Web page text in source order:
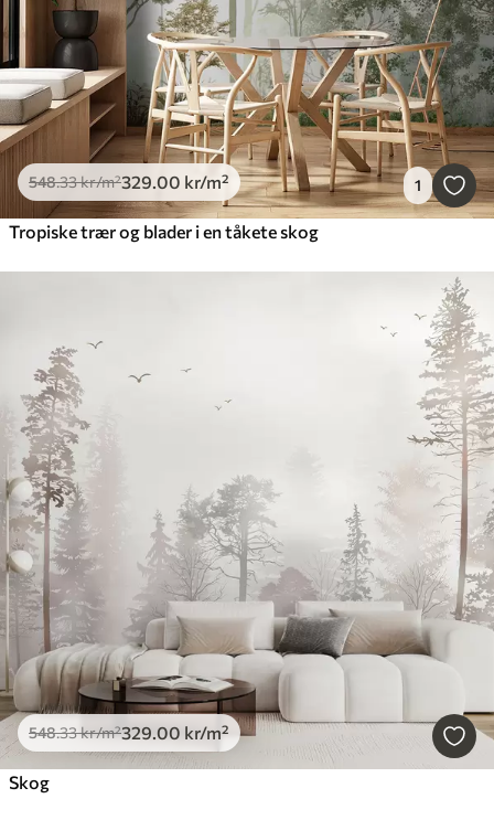
548.33kr/m²329 .00 kr/m² 1
Tropiske trær og blader i en tåkete skog
548.33kr/m²329 .00 kr/m²
Skog